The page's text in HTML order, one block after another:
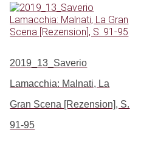
2019_13_Saverio
Lamacchia: Malnati, La
Gran Scena [Rezension], S.
91-95